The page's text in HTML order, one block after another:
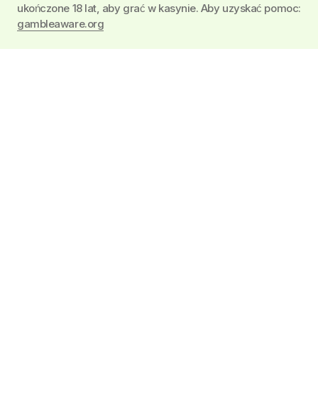
ukończone 18 lat, aby grać w kasynie. Aby uzyskać pomoc:
gambleaware.org